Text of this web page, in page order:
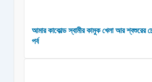
আমার কাকোল্ড স্বামীর কামুক খেলা আর শ্বশুরের
পর্ব